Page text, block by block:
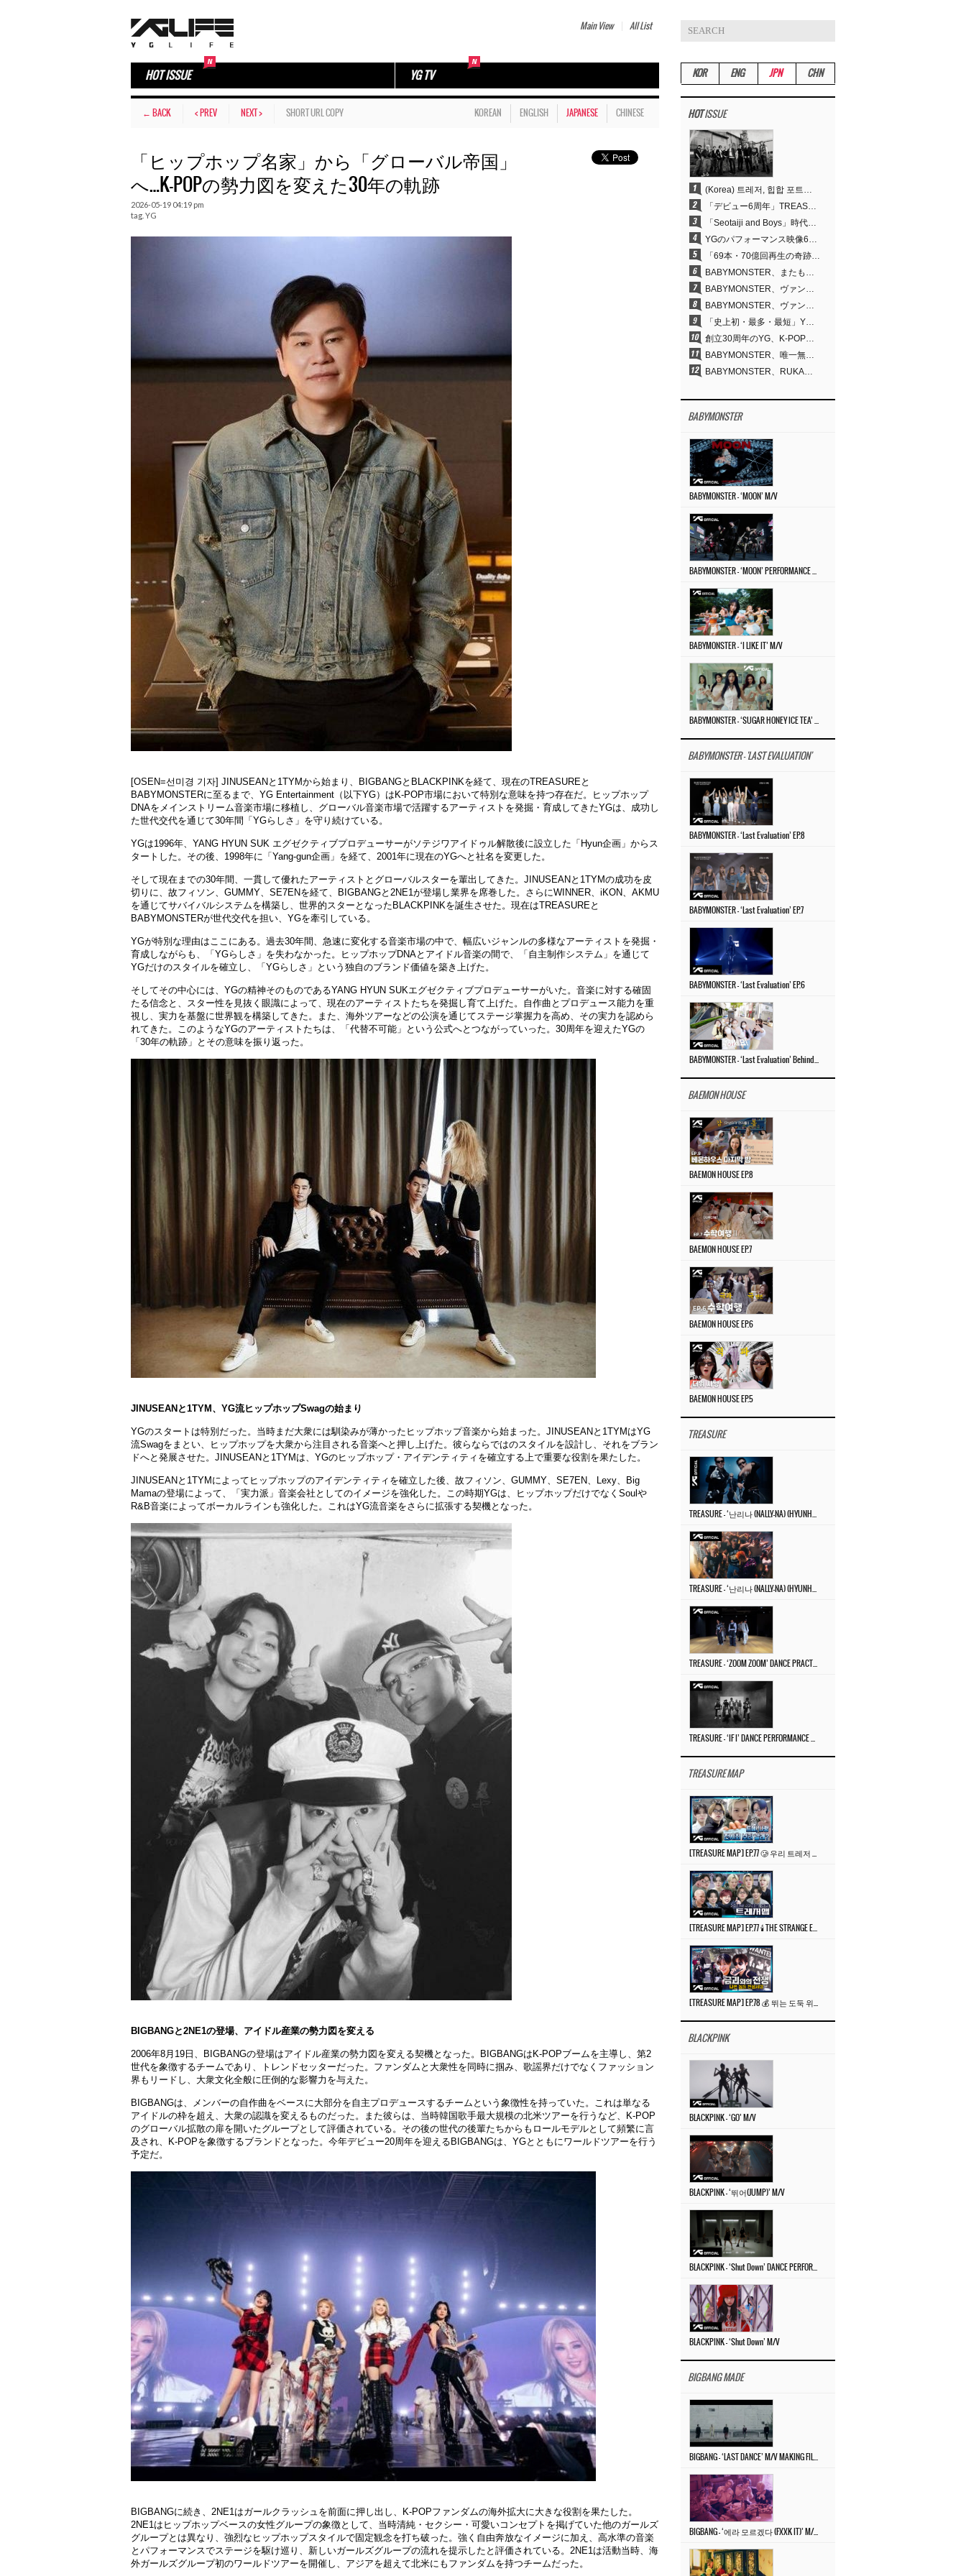
Main View All List
HOT ISSUE YG TV
← BACK < PREV NEXT > SHORT URL COPY KOREAN ENGLISH JAPANESE CHINESE
「ヒップホップ名家」から「グローバル帝国」
へ…K-POPの勢力図を変えた30年の軌跡
2026-05-19 04:19 pm
tag. YG
[OSEN=선미경 기자] JINUSEANと1TYMから始まり、BIGBANGとBLACKPINKを経て、現在のTREASUREと
BABYMONSTERに至るまで、YG Entertainment（以下YG）はK-POP市場において特別な意味を持つ存在だ。ヒップホップ
DNAをメインストリ ーム音楽市場に移植し、グロ ーバル音楽市場で活躍するアーティストを発掘 ・ 育成してきたYGは、成功し
た世代交代を通じて30年間「YGらしさ」を守り 続けている。
YGは1996年、YANG HYUN SUK エグゼクティブプロデュ ーサーがソテジワアイドゥル解散後に設立した「 Hyun企画 」からス
タ ー トした。その後、 1998年に「Yang-gun企画 」を経て、 2001年に現在のYGへと社名を変更した。
そして現在までの30年間、一貫して優れたアーティストとグロ ーバルスタ ーを輩出してきた。 JINUSEANと1TYMの成功を皮
切りに、故フィソン、GUMMY、SE7ENを経て、 BIGBANGと2NE1が登場し業界を席巻した。さらにWINNER、 iKON、AKMU
を通じてサバイバルシステムを構築し、世界的スタ ー となった BLACKPINKを誕生させた。現在はTREASUREと
BABYMONSTERが世代交代を担い、YGを牽引している。
YGが特別な理由はここにある。過去30年間、急速に変化する音楽市場の中で、幅広いジャンルの多様なアーティストを発掘 ・
育成しながらも、「 YGらしさ」を失わなかった。ヒップホップDNAとアイドル音楽の間で、「自主制作システム」を通じて
YGだけのスタイルを確立し、「YGらしさ」という 独自のブランド価値を築き上げた。
そしてその中心には、YGの精神そのものであるYANG HYUN SUKエグゼクティブプロデュ ーサーがいた。音楽に対する確固
たる信念と、スタ ー性を見抜 く眼識によって、現在のアーティストたちを発掘し育て上げた。自作曲とプロデュ ース能力を重
視し、 実力を基盤に世界観を構築してきた。また、海外ツアーなどの公演を通じてステージ掌握力を高め、その実力を認めら
れてきた。このようなYGのアーティストたちは、「代替不可能」という公式へとつながっていった。 30周年を迎えたYGの
「30年の軌跡」とその意味を振り返った。
JINUSEANと1TYM、YG流ヒップホップSwagの始まり
YGのスタ ー トは特別だった。 当時まだ大衆には馴染みが薄かったヒップホップ音楽から始まった。 JINUSEANと1TYMはYG
流Swagをまとい、ヒップホップを大衆から注目される音楽へと押し上げた。彼らならではのスタイルを設計し、それをブラン
ドへと 発展させた。 JINUSEANと1TYMは、YGのヒップホップ・ アイデンティティを確立する上で重要な役割を果たした。
JINUSEANと1TYMによってヒップホップのアイデンティティを確立した後、故フィソン、GUMMY、SE7EN、Lexy、Big
Mamaの登場によって、「 実力派」音楽会社としてのイメ ージを強化した。この時期YGは、ヒップホップだけでなくSoulや
R&B音楽によってボーカルラインも強化した。これはYG流音楽をさらに拡張する契機となった。
BIGBANGと2NE1の登場、アイドル産業の勢力 図 を変える
2006年8月19日、BIGBANGの登場はアイドル産業の勢力 図 を変える契機となった。 BIGBANGはK-POPブームを主導し、第2
世代を象徴するチームであり、トレンドセッタ ーだった。ファンダムと大衆性を同時に掴み、歌謡界だけでなくファッション
界もリ ー ドし、大衆文化全般に圧倒的な影響力を与えた。
BIGBANGは、メンバーの自作曲をベースに大部分を自主プロデュ ースするチームという象徴性を持っていた。これは単なる
アイドルの枠を超え、大衆の認識を変えるものだった。また彼らは、 当時韓国歌手最大規模の北米ツアーを行うなど、
K-POP
のグロ ーバル拡散の扉を開いたグループとして評価されている。その後の世代の後輩たちからもロ ールモデルとして頻繁に言
及され、
K-POPを象徴するブランドとなった。今年デビュ ー20周年を迎えるBIGBANGは、YGとともにワ ールドツアーを行う
予定だ。
BIGBANGに続き、 2NE1はガールクラッシュを前面に押し出し、 K-POPファンダムの海外拡大に大きな役割を果たした。
2NE1はヒップホップベースの女性グループの象徴として、 当時清純 ・ セクシー・ 可愛いコンセプトを掲げていた他のガールズ
グループとは異なり、 強烈なヒップホップスタイルで固定観念を打ち破った。 強 く自由奔放なイメ ージに加え、高水準の音楽
とパフォ ーマンスでステージを駆け巡り、新しいガールズグループの流れを提示したと評価されている。 2NE1は活動当時、海
外ガールズグループ初のワ ールドツアーを開催し、アジアを超えて北米にもファンダムを持つチームだった。
KOR ENG JPN CHN
HOTISSUE
(Korea) 트레저, 힙합 포트폴리오 승부수 통했다…데뷔 6주년 새 도약
「デビュー6周年」TREASURE、圧倒的な実力で証明した「YGの宝」の真価
「Seotaiji and Boys」時代から培ったダンスDNA…YANG HYUN SUK、YGのパフォーマンスビデオ70億回再生の原点
YGのパフォーマンス映像69本が累計70億回再生…YANG HYUN SUKの制作哲学が実を結ぶ
「69本・70億回再生の奇跡」YANG HYUN SUK、YGのパフォーマンスビデオを100％自ら手掛けた理由
BABYMONSTER、またも快挙…YouTubeワールドワイドトレンドで1位に
BABYMONSTER、ヴァンパイアに大胆変身…YouTubeトレンド1位を獲得
BABYMONSTER、ヴァンパイアに変身…「MOON」で3か月にわたるプロジェクトを締めくくる
「史上初・最多・最短」YG、30年の揺るぎない信念が切り開いたK-POPツアーの新境地
創立30周年のYG、K-POP公演界に何を残したのか
BABYMONSTER、唯一無二のビジュアルと圧倒的な表現力…『MOON』
BABYMONSTER、RUKA＆CHIQUITAの「MOON」ビジュアルを公開…洗練されたカリスマ性・ユニークなビジュアル
BABYMONSTER
BABYMONSTER – ‘MOON’ M/V
BABYMONSTER – ‘I LIKE IT’ M/V
BABYMONSTER - 'LAST EVALUATION'
BABYMONSTER – ‘Last Evaluation’ EP.8
BABYMONSTER – ‘Last Evaluation’ EP.7
BABYMONSTER – ‘Last Evaluation’ EP.6
BAEMON HOUSE
BAEMON HOUSE EP.8
BAEMON HOUSE EP.7
BAEMON HOUSE EP.6
BAEMON HOUSE EP.5
TREASURE
TREASURE MAP
BLACKPINK
BLACKPINK – ‘GO’ M/V
BLACKPINK – ‘뛰어(JUMP)’ M/V
BLACKPINK – ‘Shut Down’ M/V
BIGBANG MADE